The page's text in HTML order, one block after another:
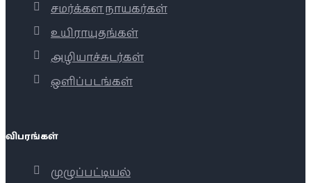
சமர்க்கள நாயகர்கள்
உயிராயுதங்கள்
அழியாச்சுடர்கள்
ஒளிப்படங்கள்
விபரங்கள்
முழுப்பட்டியல்